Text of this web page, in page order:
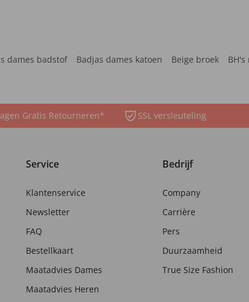
dames badstof Badjas dames katoen Beige broek
Gratis Retourneren* SSL versleuteling
Service
Klantenservice
Newsletter
FAQ
Bestellkaart
Maatadvies Dames
Maatadvies Heren
Bedrijf
Company
Carrière
Pers
Duurzaamheid
True Size Fashion